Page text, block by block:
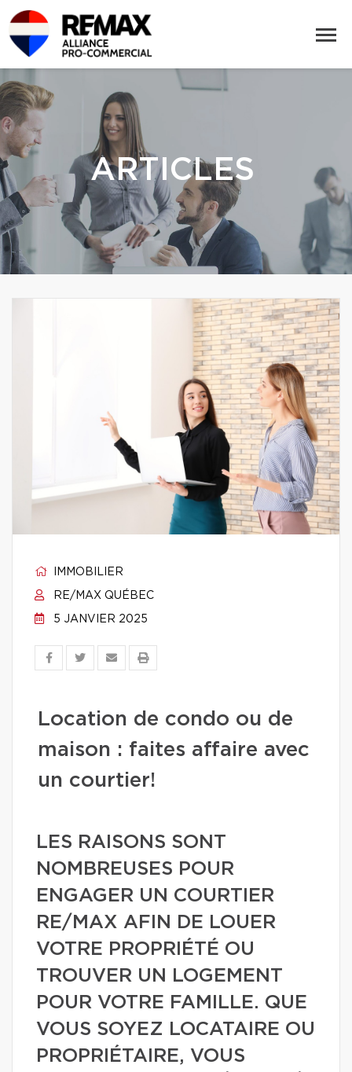
ARTICLES
IMMOBILIER
RE/MAX QUÉBEC
5 JANVIER 2025
Location de condo ou de
maison : faites affaire avec
un courtier!
LES RAISONS SONT
NOMBREUSES POUR
ENGAGER UN COURTIER
RE/MAX AFIN DE LOUER
VOTRE PROPRIÉTÉ OU
TROUVER UN LOGEMENT
POUR VOTRE FAMILLE. QUE
VOUS SOYEZ LOCATAIRE OU
PROPRIÉTAIRE, VOUS